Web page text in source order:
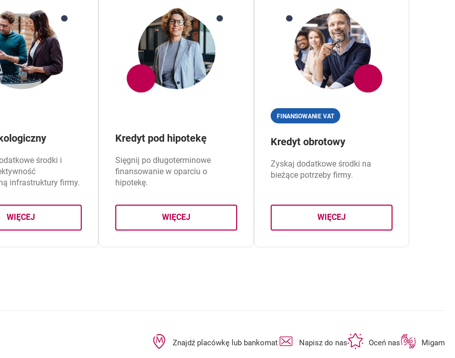
kapitału kredytu?
środków pochodzących z Unii Europejskiej?
środki i
infrastruktury firmy.
WIĘCEJ
O KREDYCIE EKOLOGICZNYM
Kredyt pod hipotekę
Sięgnij po długoterminowe
finansowanie w oparciu o
hipotekę.
WIĘCEJ
O KREDYCIE POD HIPOTEKĘ
FINANSOWANIE VAT
Kredyt obrotowy
Zyskaj dodatkowe środki na
bieżące potrzeby firmy.
WIĘCEJ
O KREDYCIE OBROTOWYM
Znajdź placówkę lub bankomatotwiera się w nowej karcie
Napisz do nasotwiera się w nowej karcie
Oceń nasotwiera się w
Migam